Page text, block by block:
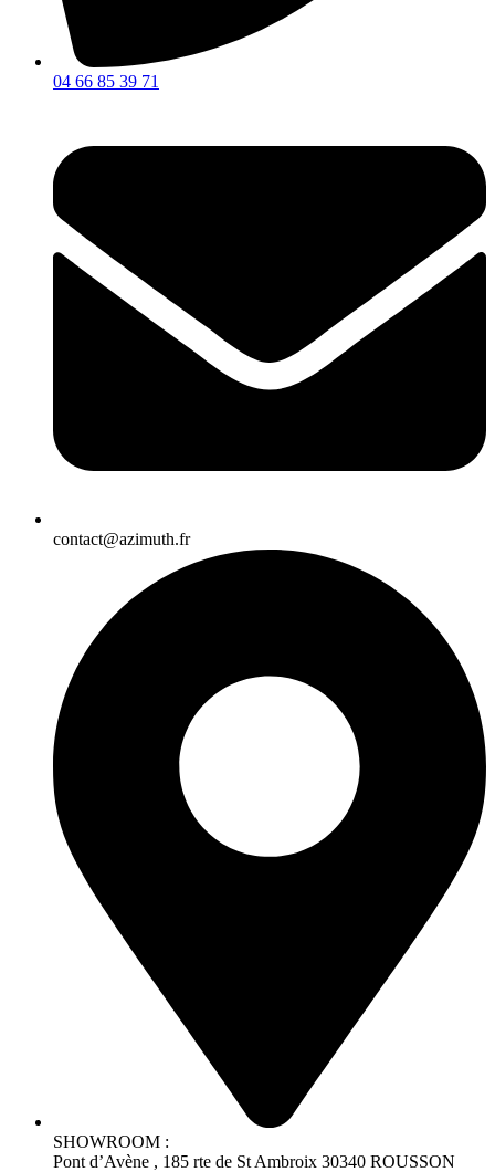
04 66 85 39 71
contact@azimuth.fr
SHOWROOM :
Pont d’Avène , 185 rte de St Ambroix 30340 ROUSSON